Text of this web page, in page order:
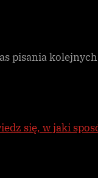
pisania
się, w jaki